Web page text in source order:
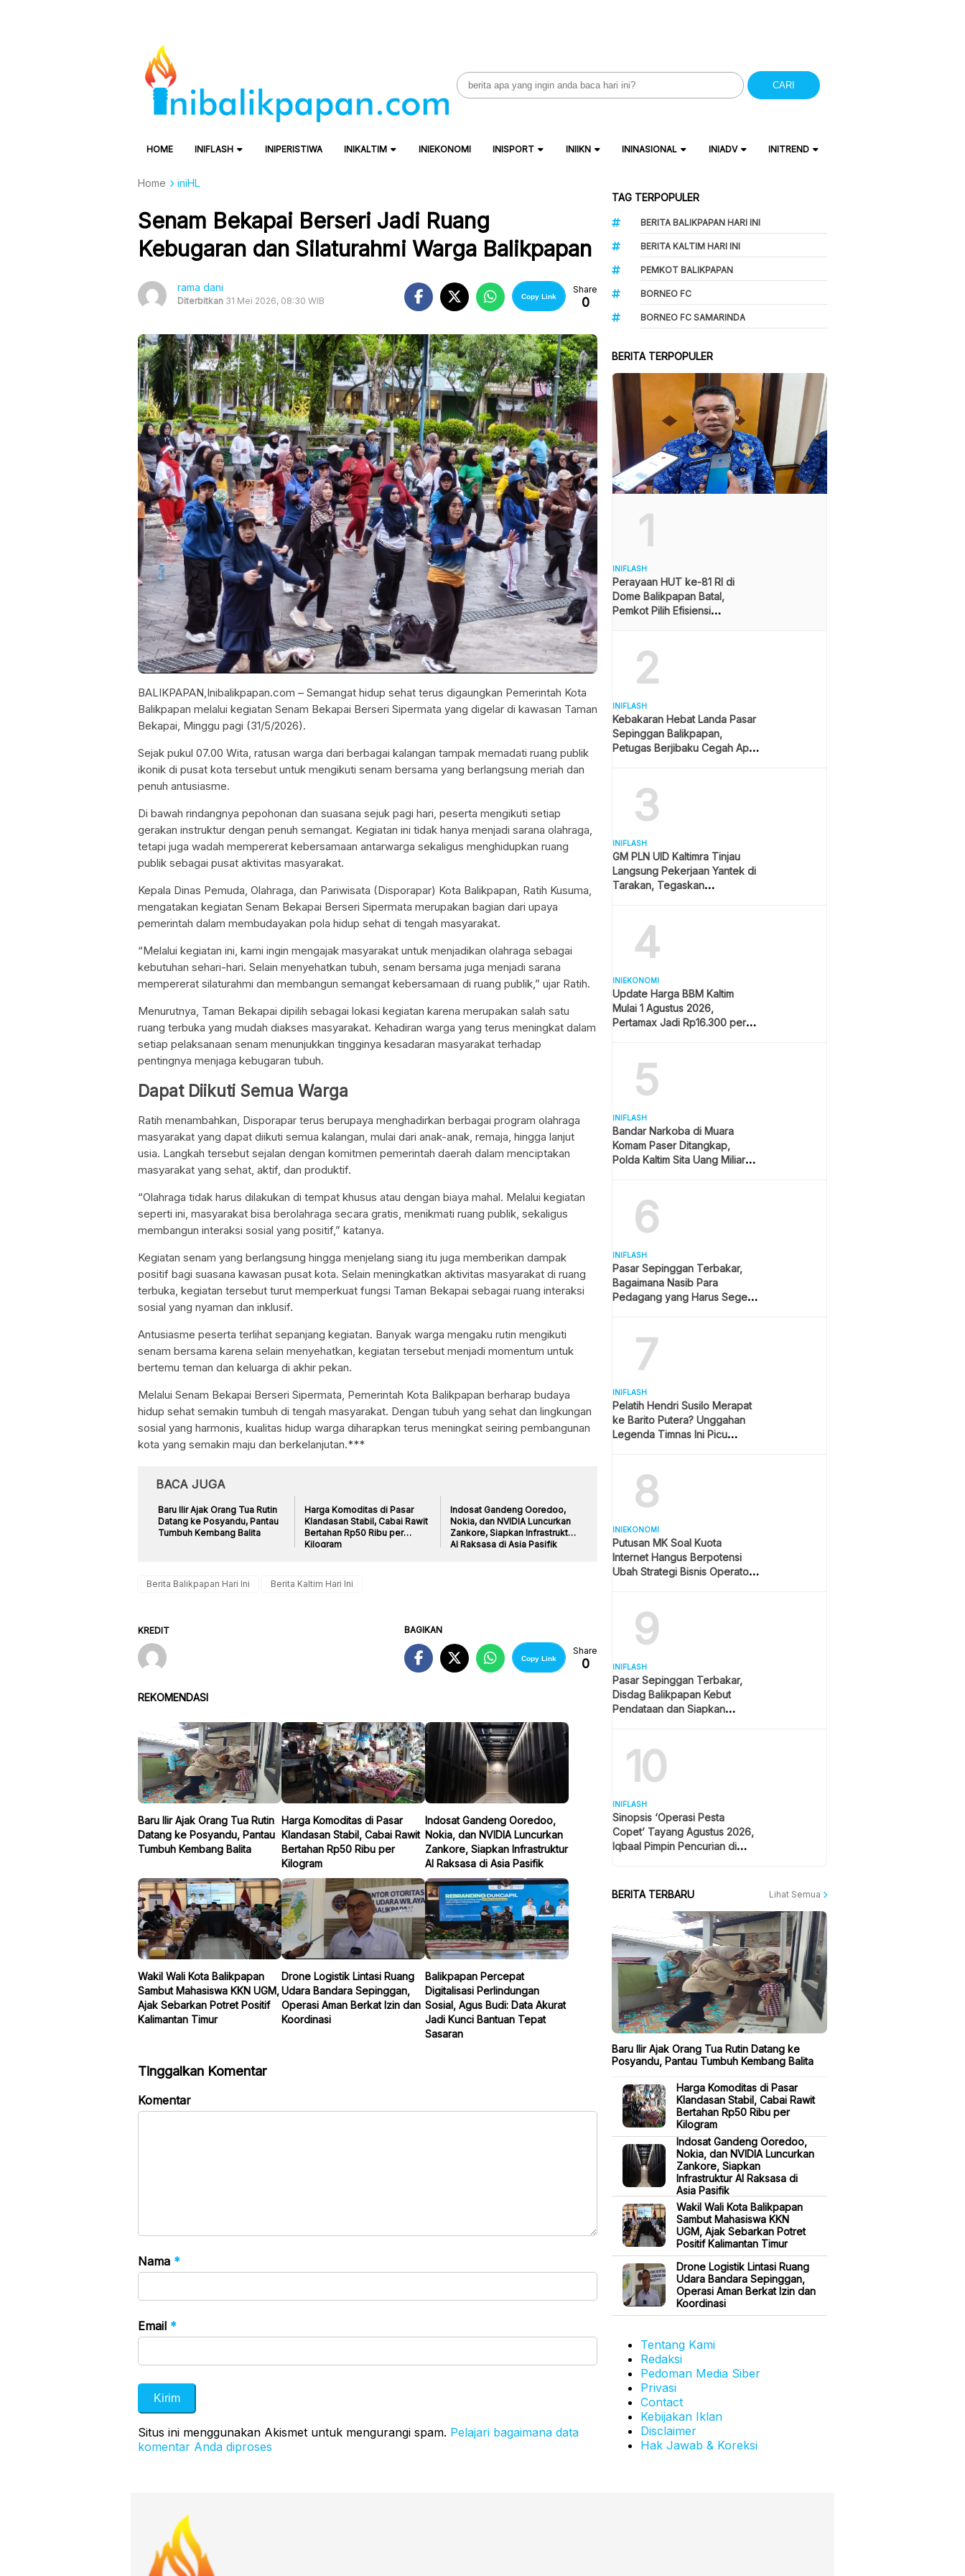
Search
for:
CARI
HOME INIFLASH INIPERISTIWA INIKALTIM INIEKONOMI INISPORT INIIKN ININASIONAL INIADV INITREND
Home iniHL
Senam Bekapai Berseri Jadi Ruang
Kebugaran dan Silaturahmi Warga Balikpapan
rama dani
Diterbitkan 31 Mei 2026, 08:30 WIB Copy Link
Share
0
BALIKPAPAN,Inibalikpapan.com – Semangat hidup sehat terus digaungkan Pemerintah Kota
Balikpapan melalui kegiatan Senam Bekapai Berseri Sipermata yang digelar di kawasan Taman
Bekapai, Minggu pagi (31/5/2026).
Sejak pukul 07.00 Wita, ratusan warga dari berbagai kalangan tampak memadati ruang publik
ikonik di pusat kota tersebut untuk mengikuti senam bersama yang berlangsung meriah dan
penuh antusiasme.
Di bawah rindangnya pepohonan dan suasana sejuk pagi hari, peserta mengikuti setiap
gerakan instruktur dengan penuh semangat. Kegiatan ini tidak hanya menjadi sarana olahraga,
tetapi juga wadah mempererat kebersamaan antarwarga sekaligus menghidupkan ruang
publik sebagai pusat aktivitas masyarakat.
Kepala Dinas Pemuda, Olahraga, dan Pariwisata (Disporapar) Kota Balikpapan, Ratih Kusuma,
mengatakan kegiatan Senam Bekapai Berseri Sipermata merupakan bagian dari upaya
pemerintah dalam membudayakan pola hidup sehat di tengah masyarakat.
“Melalui kegiatan ini, kami ingin mengajak masyarakat untuk menjadikan olahraga sebagai
kebutuhan sehari-hari. Selain menyehatkan tubuh, senam bersama juga menjadi sarana
mempererat silaturahmi dan membangun semangat kebersamaan di ruang publik,” ujar Ratih.
Menurutnya, Taman Bekapai dipilih sebagai lokasi kegiatan karena merupakan salah satu
ruang terbuka yang mudah diakses masyarakat. Kehadiran warga yang terus meningkat dalam
setiap pelaksanaan senam menunjukkan tingginya kesadaran masyarakat terhadap
pentingnya menjaga kebugaran tubuh.
Dapat Diikuti Semua Warga
Ratih menambahkan, Disporapar terus berupaya menghadirkan berbagai program olahraga
masyarakat yang dapat diikuti semua kalangan, mulai dari anak-anak, remaja, hingga lanjut
usia. Langkah tersebut sejalan dengan komitmen pemerintah daerah dalam menciptakan
masyarakat yang sehat, aktif, dan produktif.
“Olahraga tidak harus dilakukan di tempat khusus atau dengan biaya mahal. Melalui kegiatan
seperti ini, masyarakat bisa berolahraga secara gratis, menikmati ruang publik, sekaligus
membangun interaksi sosial yang positif,” katanya.
Kegiatan senam yang berlangsung hingga menjelang siang itu juga memberikan dampak
positif bagi suasana kawasan pusat kota. Selain meningkatkan aktivitas masyarakat di ruang
terbuka, kegiatan tersebut turut memperkuat fungsi Taman Bekapai sebagai ruang interaksi
sosial yang nyaman dan inklusif.
Antusiasme peserta terlihat sepanjang kegiatan. Banyak warga mengaku rutin mengikuti
senam bersama karena selain menyehatkan, kegiatan tersebut menjadi momentum untuk
bertemu teman dan keluarga di akhir pekan.
Melalui Senam Bekapai Berseri Sipermata, Pemerintah Kota Balikpapan berharap budaya
hidup sehat semakin tumbuh di tengah masyarakat. Dengan tubuh yang sehat dan lingkungan
sosial yang harmonis, kualitas hidup warga diharapkan terus meningkat seiring pembangunan
kota yang semakin maju dan berkelanjutan.***
BACA JUGA
Baru Ilir Ajak Orang Tua Rutin
Datang ke Posyandu, Pantau
Tumbuh Kembang Balita
Harga Komoditas di Pasar
Klandasan Stabil, Cabai Rawit
Bertahan Rp50 Ribu per
Kilogram
Indosat Gandeng Ooredoo,
Nokia, dan NVIDIA Luncurkan
Zankore, Siapkan Infrastruktur
AI Raksasa di Asia Pasifik
Berita Balikpapan Hari Ini Berita Kaltim Hari Ini
KREDIT BAGIKAN
Copy Link
Share
0
REKOMENDASI
Baru Ilir Ajak Orang Tua Rutin
Datang ke Posyandu, Pantau
Tumbuh Kembang Balita
Harga Komoditas di Pasar
Klandasan Stabil, Cabai Rawit
Bertahan Rp50 Ribu per
Kilogram
Indosat Gandeng Ooredoo,
Nokia, dan NVIDIA Luncurkan
Zankore, Siapkan Infrastruktur
AI Raksasa di Asia Pasifik
Wakil Wali Kota Balikpapan
Sambut Mahasiswa KKN UGM,
Ajak Sebarkan Potret Positif
Kalimantan Timur
Drone Logistik Lintasi Ruang
Udara Bandara Sepinggan,
Operasi Aman Berkat Izin dan
Koordinasi
Balikpapan Percepat
Digitalisasi Perlindungan
Sosial, Agus Budi: Data Akurat
Jadi Kunci Bantuan Tepat
Sasaran
Tinggalkan Komentar
Komentar
Nama *
Email *
Situs ini menggunakan Akismet untuk mengurangi spam. Pelajari bagaimana data
komentar Anda diproses
TAG TERPOPULER
BERITA BALIKPAPAN HARI INI
BERITA KALTIM HARI INI
PEMKOT BALIKPAPAN
BORNEO FC
BORNEO FC SAMARINDA
BERITA TERPOPULER
1
INIFLASH
Perayaan HUT ke-81 RI di
Dome Balikpapan Batal,
Pemkot Pilih Efisiensi
2
INIFLASH
Kebakaran Hebat Landa Pasar
Sepinggan Balikpapan,
Petugas Berjibaku Cegah Api
3
INIFLASH
GM PLN UID Kaltimra Tinjau
Langsung Pekerjaan Yantek di
Tarakan, Tegaskan
4
INIEKONOMI
Update Harga BBM Kaltim
Mulai 1 Agustus 2026,
Pertamax Jadi Rp16.300 per
5
INIFLASH
Bandar Narkoba di Muara
Komam Paser Ditangkap,
Polda Kaltim Sita Uang Miliaran
6
INIFLASH
Pasar Sepinggan Terbakar,
Bagaimana Nasib Para
Pedagang yang Harus Segera
7
INIFLASH
Pelatih Hendri Susilo Merapat
ke Barito Putera? Unggahan
Legenda Timnas Ini Picu
8
INIEKONOMI
Putusan MK Soal Kuota
Internet Hangus Berpotensi
Ubah Strategi Bisnis Operator
9
INIFLASH
Pasar Sepinggan Terbakar,
Disdag Balikpapan Kebut
Pendataan dan Siapkan
10
INIFLASH
Sinopsis ‘Operasi Pesta
Copet’ Tayang Agustus 2026,
Iqbaal Pimpin Pencurian di
BERITA TERBARU Lihat Semua
Baru Ilir Ajak Orang Tua Rutin Datang ke
Posyandu, Pantau Tumbuh Kembang Balita
Harga Komoditas di Pasar
Klandasan Stabil, Cabai Rawit
Bertahan Rp50 Ribu per
Kilogram
Indosat Gandeng Ooredoo,
Nokia, dan NVIDIA Luncurkan
Zankore, Siapkan
Infrastruktur AI Raksasa di
Asia Pasifik
Wakil Wali Kota Balikpapan
Sambut Mahasiswa KKN
UGM, Ajak Sebarkan Potret
Positif Kalimantan Timur
Drone Logistik Lintasi Ruang
Udara Bandara Sepinggan,
Operasi Aman Berkat Izin dan
Koordinasi
Tentang Kami
Redaksi
Pedoman Media Siber
Privasi
Contact
Kebijakan Iklan
Disclaimer
Hak Jawab & Koreksi